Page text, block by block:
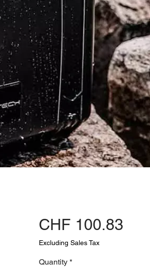
CHF 100.83Price
Excluding Sales Tax
Quantity *